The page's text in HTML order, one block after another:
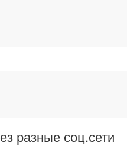
разные соц.сети